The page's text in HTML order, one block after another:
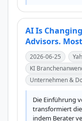
AI Is
Advisors.
2026-06-25
KI
Unternehmen &
Die Einführung
transformiert
indem Berater